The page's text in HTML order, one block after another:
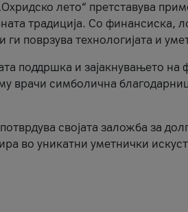
лето“ претставува
традиција. Со финансиска,
ги поврзува технологијата и
поддршка и зајакнувањето на
врачи симболична
својата заложба за
во уникатни уметнички